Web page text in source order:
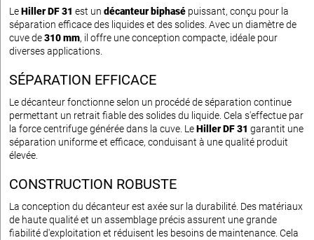
LeHiller DF 31 est un décanteur biphasé puissant, conçu pour la
séparation efficace des liquides et des solides. Avec un diamètre de
cuve de310 mm, il offre une conception compacte, idéale pour
diverses applications.
SÉPARATION EFFICACE
Le décanteur fonctionne selon un procédé de séparation continue
permettant un retrait fiable des solides du liquide. Cela s'effectue par
la force centrifuge générée dans la cuve. LeHiller DF 31 garantit une
séparation uniforme et efficace, conduisant à une qualité produit
élevée.
CONSTRUCTION ROBUSTE
La conception du décanteur est axée sur la durabilité. Des matériaux
de haute qualité et un assemblage précis assurent une grande
fiabilité d'exploitation et réduisent les besoins de maintenance. Cela